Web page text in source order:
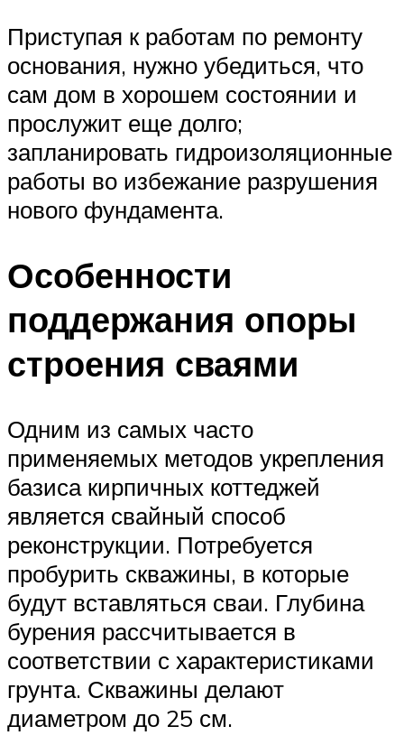
Приступая к работам по ремонту
основания, нужно убедиться, что
сам дом в хорошем состоянии и
прослужит еще долго;
запланировать гидроизоляционные
работы во избежание разрушения
нового фундамента.
Особенности
поддержания опоры
строения сваями
Одним из самых часто
применяемых методов укрепления
базиса кирпичных коттеджей
является свайный способ
реконструкции. Потребуется
пробурить скважины, в которые
будут вставляться сваи. Глубина
бурения рассчитывается в
соответствии с характеристиками
грунта. Скважины делают
диаметром до 25 см.